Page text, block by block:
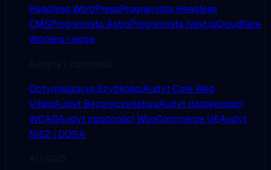
Headless WordPressProgramista Headless
CMSProgramista AstroProgramista Next.jsCloudflare
Workers i edge
Optymalizacja SzybkościAudyt Core Web
VitalsAudyt BezpieczeństwaAudyt dostępności
WCAGAudyt zgodności WooCommerce UEAudyt
NIS2 i DORA